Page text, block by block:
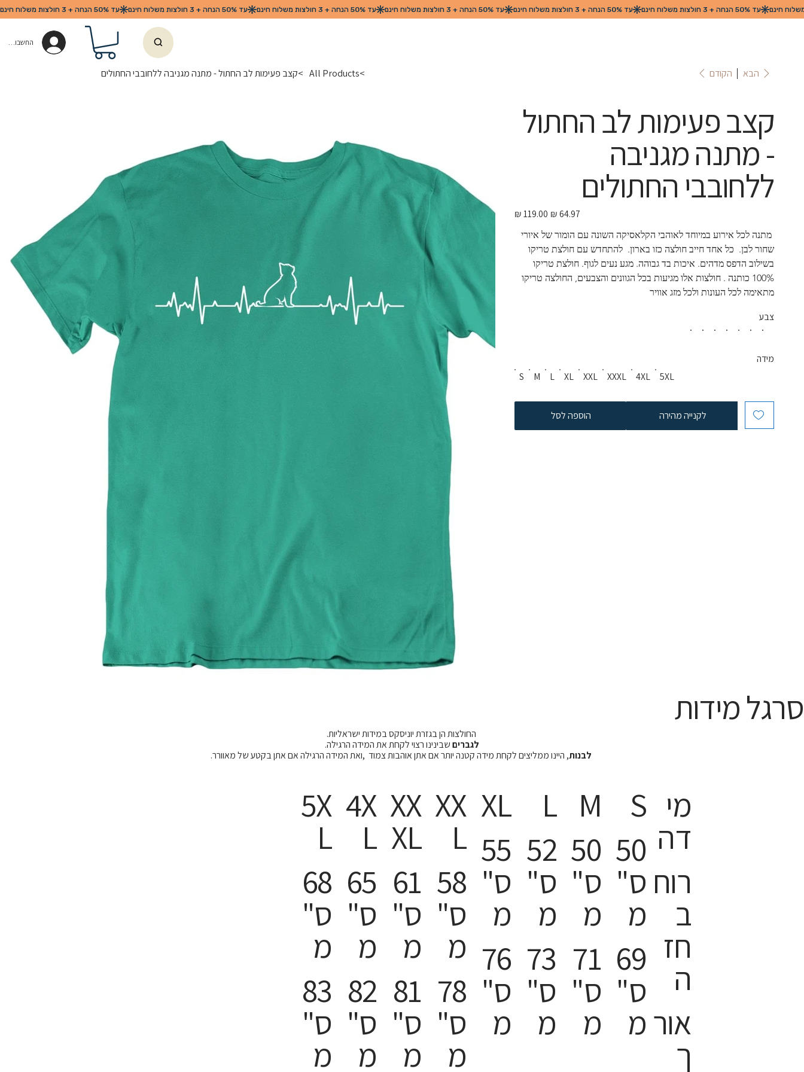
החשבון שלי
>
All Products
>קצב פעימות לב החתול - מתנה מגניבה ללחובבי החתולים הקודם הבא
קצב פעימות לב החתול
- מתנה מגניבה
ללחובבי החתולים
מחיר
מקורי
מחיר
מבצע
מתנה לכל אירוע במיוחד לאוהבי הקלאסיקה השונה עם הומור של איורי
שחור לבן.  כל אחד חייב חולצה כזו בארון.  להתחדש עם חולצת טריקו
בשילוב הדפס מדהים. איכות בד גבוהה. מגע נעים לגוף. חולצת טריקו
100% כותנה . חולצות אלו מגיעות בכל הגוונים והצבעים, החולצה טריקו
מתאימה לכל העונות ולכל מזג אוויר
צבע
S M L XL XXL XXXL 4XL 5XL
מידה
הוספה לסל לקנייה מהירה
סרגל מידות
החולצות הן בגזרת יוניסקס במידות ישראליות.
לגבריםשבינינו רצוי לקחת את המידה הרגילה.
לבנות, היינו ממליצים לקחת מידה קטנה יותר אם אתן אוהבות צמוד ,ואת המידה הרגילה אם אתן בקטע של מאוורר.
5X
L
68
ס"
מ
83
ס"
מ
4X
L
65
ס"
מ
82
ס"
מ
XX
XL
61
ס"
מ
81
ס"
מ
XX
L
58
ס"
מ
78
ס"
מ
XL
55
ס"
מ
76
ס"
מ
L
52
ס"
מ
73
ס"
מ
M
50
ס"
מ
71
ס"
מ
S
50
ס"
מ
69
ס"
מ
מי
דה
רוח
ב
חז
ה
אור
ך